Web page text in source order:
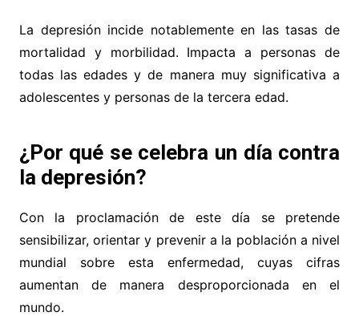
La depresión incide notablemente en las tasas de
mortalidad y morbilidad. Impacta a personas de
todas las edades y de manera muy significativa a
adolescentes y personas de la tercera edad.
¿Por qué se celebra un día contra
la depresión?
Con la proclamación de este día se pretende
sensibilizar, orientar y prevenir a la población a nivel
mundial sobre esta enfermedad, cuyas cifras
aumentan de manera desproporcionada en el
mundo.